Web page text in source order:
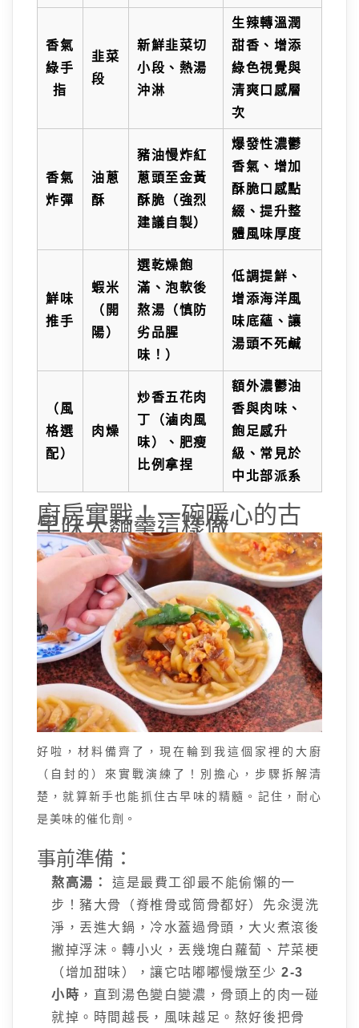
香氣
綠手
指
韭菜
段
新鮮韭菜切
小段、熱湯
沖淋
生辣轉溫潤
甜香、增添
綠色視覺與
清爽口感層
次
香氣
炸彈
油蔥
酥
豬油慢炸紅
蔥頭至金黃
酥脆（強烈
建議自製）
爆發性濃鬱
香氣、增加
酥脆口感點
綴、提升整
體風味厚度
鮮味
推手
蝦米
（開
陽）
選乾燥飽
滿、泡軟後
熬湯（慎防
劣品腥
味！）
低調提鮮、
增添海洋風
味底蘊、讓
湯頭不死鹹
（風
格選
配）
肉燥
炒香五花肉
丁（滷肉風
味）、肥瘦
比例拿捏
額外濃鬱油
香與肉味、
飽足感升
級、常見於
中北部派系
廚房實戰！一碗暖心的古
早味大麵羹這樣做
好啦，材料備齊了，現在輪到我這個家裡的大廚
（自封的）來實戰演練了！別擔心，步驟拆解清
楚，就算新手也能抓住古早味的精髓。記住，耐心
是美味的催化劑。
事前準備：
熬高湯：
這是最費工卻最不能偷懶的一
步！豬大骨（脊椎骨或筒骨都好）先汆燙洗
淨，丟進大鍋，冷水蓋過骨頭，大火煮滾後
撇掉浮沫。轉小火，丟幾塊白蘿蔔、芹菜梗
（增加甜味），讓它咕嘟嘟慢燉至少2-3
小時 ，直到湯色變白變濃，骨頭上的肉一碰
就掉。時間越長，風味越足。熬好後把骨